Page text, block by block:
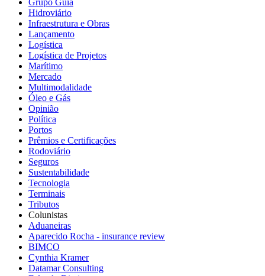
Grupo Guia
Hidroviário
Infraestrutura e Obras
Lançamento
Logística
Logística de Projetos
Marítimo
Mercado
Multimodalidade
Óleo e Gás
Opinião
Política
Portos
Prêmios e Certificações
Rodoviário
Seguros
Sustentabilidade
Tecnologia
Terminais
Tributos
Colunistas
Aduaneiras
Aparecido Rocha - insurance review
BIMCO
Cynthia Kramer
Datamar Consulting